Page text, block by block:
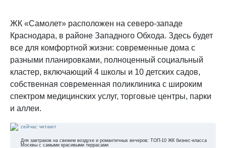
ЖК «Самолет» расположен на северо-западе
Краснодара, в районе Западного Обхода. Здесь будет
все для комфортной жизни: современные дома с
разными планировками, полноценный социальный
кластер, включающий 4 школы и 10 детских садов,
собственная современная поликлиника с широким
спектром медицинских услуг, торговые центры, парки
и аллеи.
сейчас читают
Для завтраков на свежем воздухе и романтичных вечеров: ТОП-10 ЖК бизнес-класса
Москвы с самыми красивыми террасами